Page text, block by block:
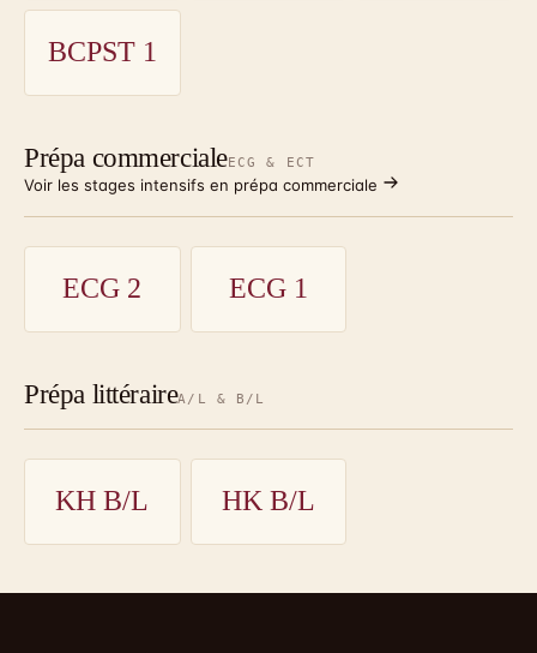
BCPST 1
Prépa commercialeECG & ECT
Voir les stages intensifs en prépa commerciale
ECG 2 ECG 1
Prépa littéraireA/L & B/L
KH B/L HK B/L